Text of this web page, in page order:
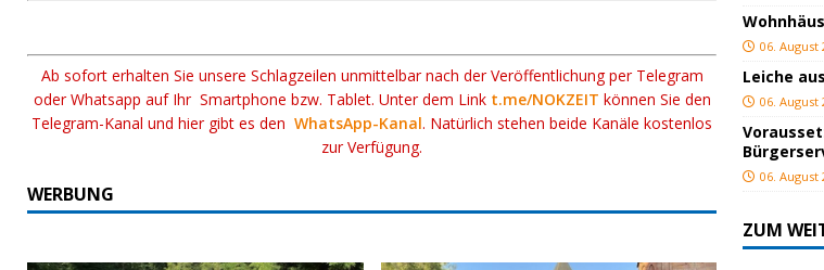
Ab sofort erhalten Sie unsere Schlagzeilen unmittelbar nach der Veröffentlichung per Telegram
oder Whatsapp auf Ihr Smartphone bzw. Tablet. Unter dem Link t.me/NOKZEIT können Sie den
Telegram-Kanal und hier gibt es denWhatsApp-Kanal. Natürlich stehen beide Kanäle kostenlos
zur Verfügung.
WERBUNG
06. August
Leiche
06. August
06. August
ZUM